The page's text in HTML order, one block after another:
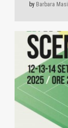
by Barbara Masi